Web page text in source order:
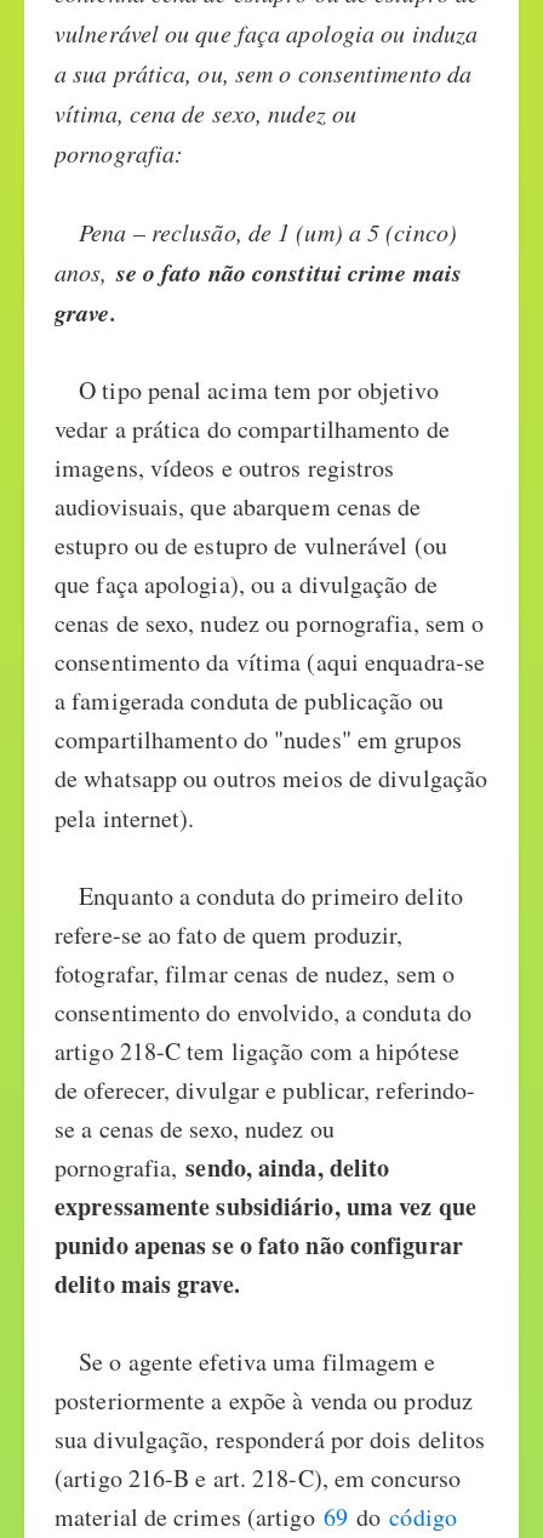
vulnerável ou que faça apologia ou induza
a sua prática, ou, sem o consentimento da
vítima, cena de sexo, nudez ou
pornografia:
Pena – reclusão, de 1 (um) a 5 (cinco)
anos,se o fato não constitui crime mais
grave.
O tipo penal acima tem por objetivo
vedar a prática do compartilhamento de
imagens, vídeos e outros registros
audiovisuais, que abarquem cenas de
estupro ou de estupro de vulnerável (ou
que faça apologia), ou a divulgação de
cenas de sexo, nudez ou pornografia, sem o
consentimento da vítima (aqui enquadra-se
a famigerada conduta de publicação ou
compartilhamento do "nudes" em grupos
de whatsapp ou outros meios de divulgação
pela internet).
Enquanto a conduta do primeiro delito
refere-se ao fato de quem produzir,
fotografar, filmar cenas de nudez, sem o
consentimento do envolvido, a conduta do
artigo 218-C tem ligação com a hipótese
de oferecer, divulgar e publicar, referindo-
se a cenas de sexo, nudez ou
pornografia,sendo, ainda, delito
expressamente subsidiário, uma vez que
punido apenas se o fato não configurar
delito mais grave.
Se o agente efetiva uma filmagem e
posteriormente a expõe à venda ou produz
sua divulgação, responderá por dois delitos
(artigo 216-B e art. 218-C), em concurso
material de crimes (artigo 69docódigo